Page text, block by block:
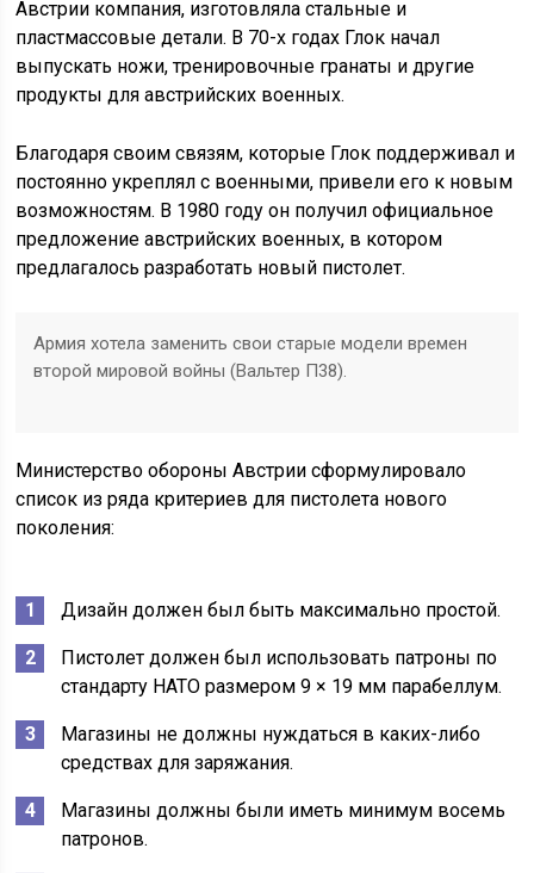
Австрии компания, изготовляла стальные и
пластмассовые детали. В 70-х годах Глок начал
выпускать ножи, тренировочные гранаты и другие
продукты для австрийских военных.
Благодаря своим связям, которые Глок поддерживал и
постоянно укреплял с военными, привели его к новым
возможностям. В 1980 году он получил официальное
предложение австрийских военных, в котором
предлагалось разработать новый пистолет.
Армия хотела заменить свои старые модели времен
второй мировой войны (Вальтер П38).
Министерство обороны Австрии сформулировало
список из ряда критериев для пистолета нового
поколения:
Дизайн должен был быть максимально простой.
Пистолет должен был использовать патроны по
стандарту НАТО размером 9 × 19 мм парабеллум.
Магазины не должны нуждаться в каких-либо
средствах для заряжания.
Магазины должны были иметь минимум восемь
патронов.